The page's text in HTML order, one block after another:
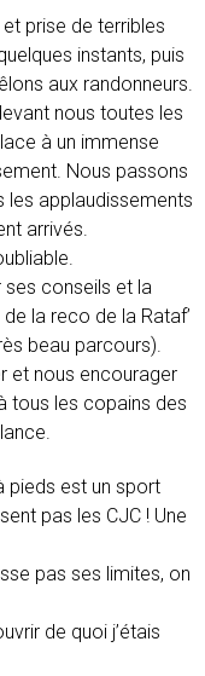
prise de terribles
instants, puis
aux randonneurs.
nous toutes les
à un immense
Nous passons
les applaudissements
arrivés.
conseils et la
la reco de la Rataf’
beau parcours).
et nous encourager
tous les copains des
pieds est un sport
pas les CJC ! Une
pas ses limites, on
de quoi j’étais